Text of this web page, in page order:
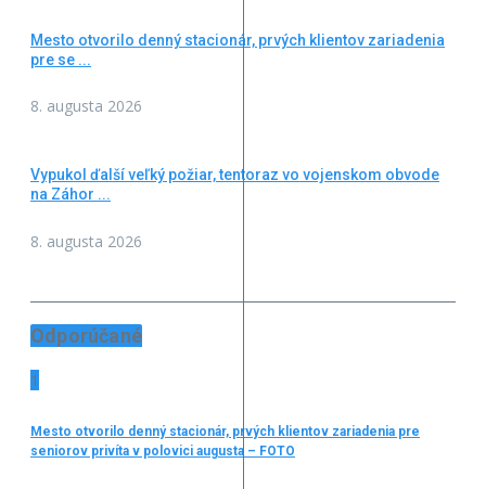
Mesto otvorilo denný stacionár, prvých klientov zariadenia
pre se ...
8. augusta 2026
Vypukol ďalší veľký požiar, tentoraz vo vojenskom obvode
na Záhor ...
8. augusta 2026
Odporúčané
1
Mesto otvorilo denný stacionár, prvých klientov zariadenia pre
seniorov privíta v polovici augusta – FOTO